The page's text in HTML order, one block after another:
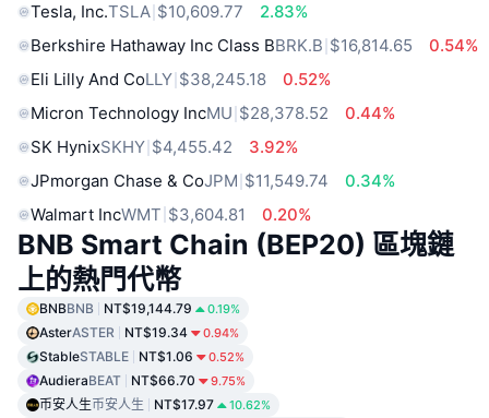
Tesla, Inc.TSLA $10,609.77
2.83%
Berkshire Hathaway Inc Class BBRK.B $16,814.65
0.54%
Eli Lilly And CoLLY $38,245.18
0.52%
Micron Technology IncMU $28,378.52
0.44%
SK HynixSKHY $4,455.42
3.92%
JPmorgan Chase & CoJPM $11,549.74
0.34%
Walmart IncWMT $3,604.81 0.20%
BNB Smart Chain (BEP20) 區塊鏈
上的熱門代幣
BNBBNB NT$19,144.79 0.19%
AsterASTER NT$19.34 0.94%
StableSTABLE NT$1.06 0.52%
AudieraBEAT NT$66.70 9.75%
币安人生币安人生 NT$17.97 10.62%